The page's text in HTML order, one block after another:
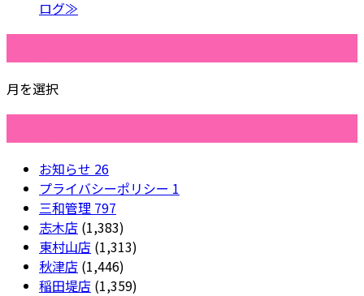
ログ≫
月を選択
お知らせ 26
プライバシーポリシー 1
三和管理 797
志木店 (1,383)
東村山店 (1,313)
秋津店 (1,446)
稲田堤店 (1,359)